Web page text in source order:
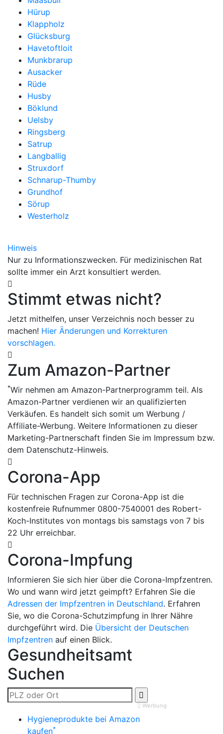
Hürup
Klappholz
Glücksburg
Havetoftloit
Munkbrarup
Ausacker
Rüde
Husby
Böklund
Uelsby
Ringsberg
Satrup
Langballig
Struxdorf
Schnarup-Thumby
Grundhof
Sörup
Westerholz
Hinweis
Nur zu Informationszwecken. Für medizinischen Rat
sollte immer ein Arzt konsultiert werden.
Stimmt etwas nicht?
Jetzt mithelfen, unser Verzeichnis noch besser zu
machen! Hier Änderungen und Korrekturen
vorschlagen.
Zum Amazon-Partner
*Wir nehmen am Amazon-Partnerprogramm teil. Als
Amazon-Partner verdienen wir an qualifizierten
Verkäufen. Es handelt sich somit um Werbung /
Affiliate-Werbung. Weitere Informationen zu dieser
Marketing-Partnerschaft finden Sie im Impressum bzw.
dem Datenschutz-Hinweis.
Corona-App
Für technischen Fragen zur Corona-App ist die
kostenfreie Rufnummer 0800-7540001 des Robert-
Koch-Institutes von montags bis samstags von 7 bis
22 Uhr erreichbar.
Corona-Impfung
Informieren Sie sich hier über die Corona-Impfzentren.
Wo und wann wird jetzt geimpft? Erfahren Sie die
Adressen der Impfzentren in Deutschland. Erfahren
Sie, wo die Corona-Schutzimpfung in Ihrer Nähre
durchgeführt wird. Die Übersicht der Deutschen
Impfzentren auf einen Blick.
Gesundheitsamt
Suchen
Werbung
Hygieneprodukte bei Amazon
kaufen*